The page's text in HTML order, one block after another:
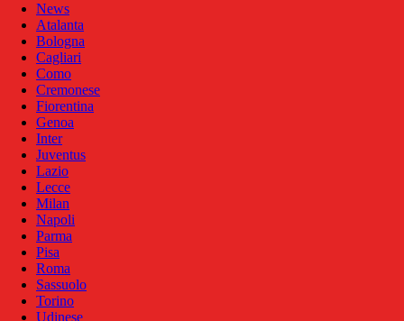
News
Atalanta
Bologna
Cagliari
Como
Cremonese
Fiorentina
Genoa
Inter
Juventus
Lazio
Lecce
Milan
Napoli
Parma
Pisa
Roma
Sassuolo
Torino
Udinese